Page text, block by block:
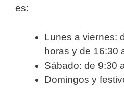
es:
Lunes a viernes:
horas y de 16:30
Sábado: de 9:30
Domingos y